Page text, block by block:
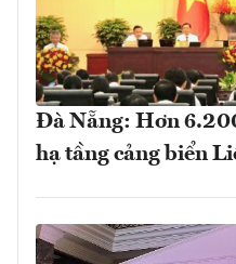
Đà Nẵng: Hơn
hạ tầng cảng biển